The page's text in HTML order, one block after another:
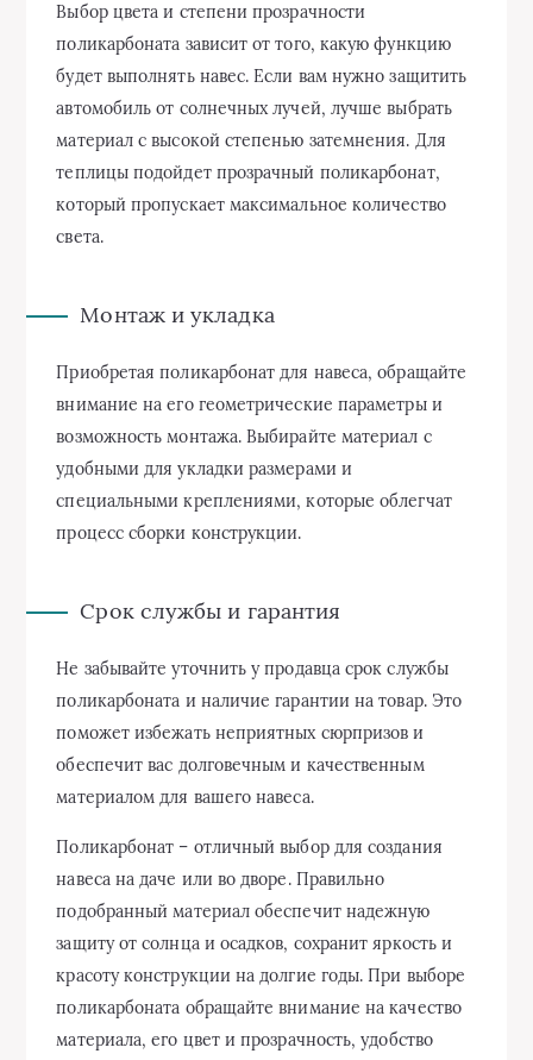
Выбор цвета и степени прозрачности
поликарбоната зависит от того, какую функцию
будет выполнять навес. Если вам нужно защитить
автомобиль от солнечных лучей, лучше выбрать
материал с высокой степенью затемнения. Для
теплицы подойдет прозрачный поликарбонат,
который пропускает максимальное количество
света.
Монтаж и укладка
Приобретая поликарбонат для навеса, обращайте
внимание на его геометрические параметры и
возможность монтажа. Выбирайте материал с
удобными для укладки размерами и
специальными креплениями, которые облегчат
процесс сборки конструкции.
Срок службы и гарантия
Не забывайте уточнить у продавца срок службы
поликарбоната и наличие гарантии на товар. Это
поможет избежать неприятных сюрпризов и
обеспечит вас долговечным и качественным
материалом для вашего навеса.
Поликарбонат – отличный выбор для создания
навеса на даче или во дворе. Правильно
подобранный материал обеспечит надежную
защиту от солнца и осадков, сохранит яркость и
красоту конструкции на долгие годы. При выборе
поликарбоната обращайте внимание на качество
материала, его цвет и прозрачность, удобство